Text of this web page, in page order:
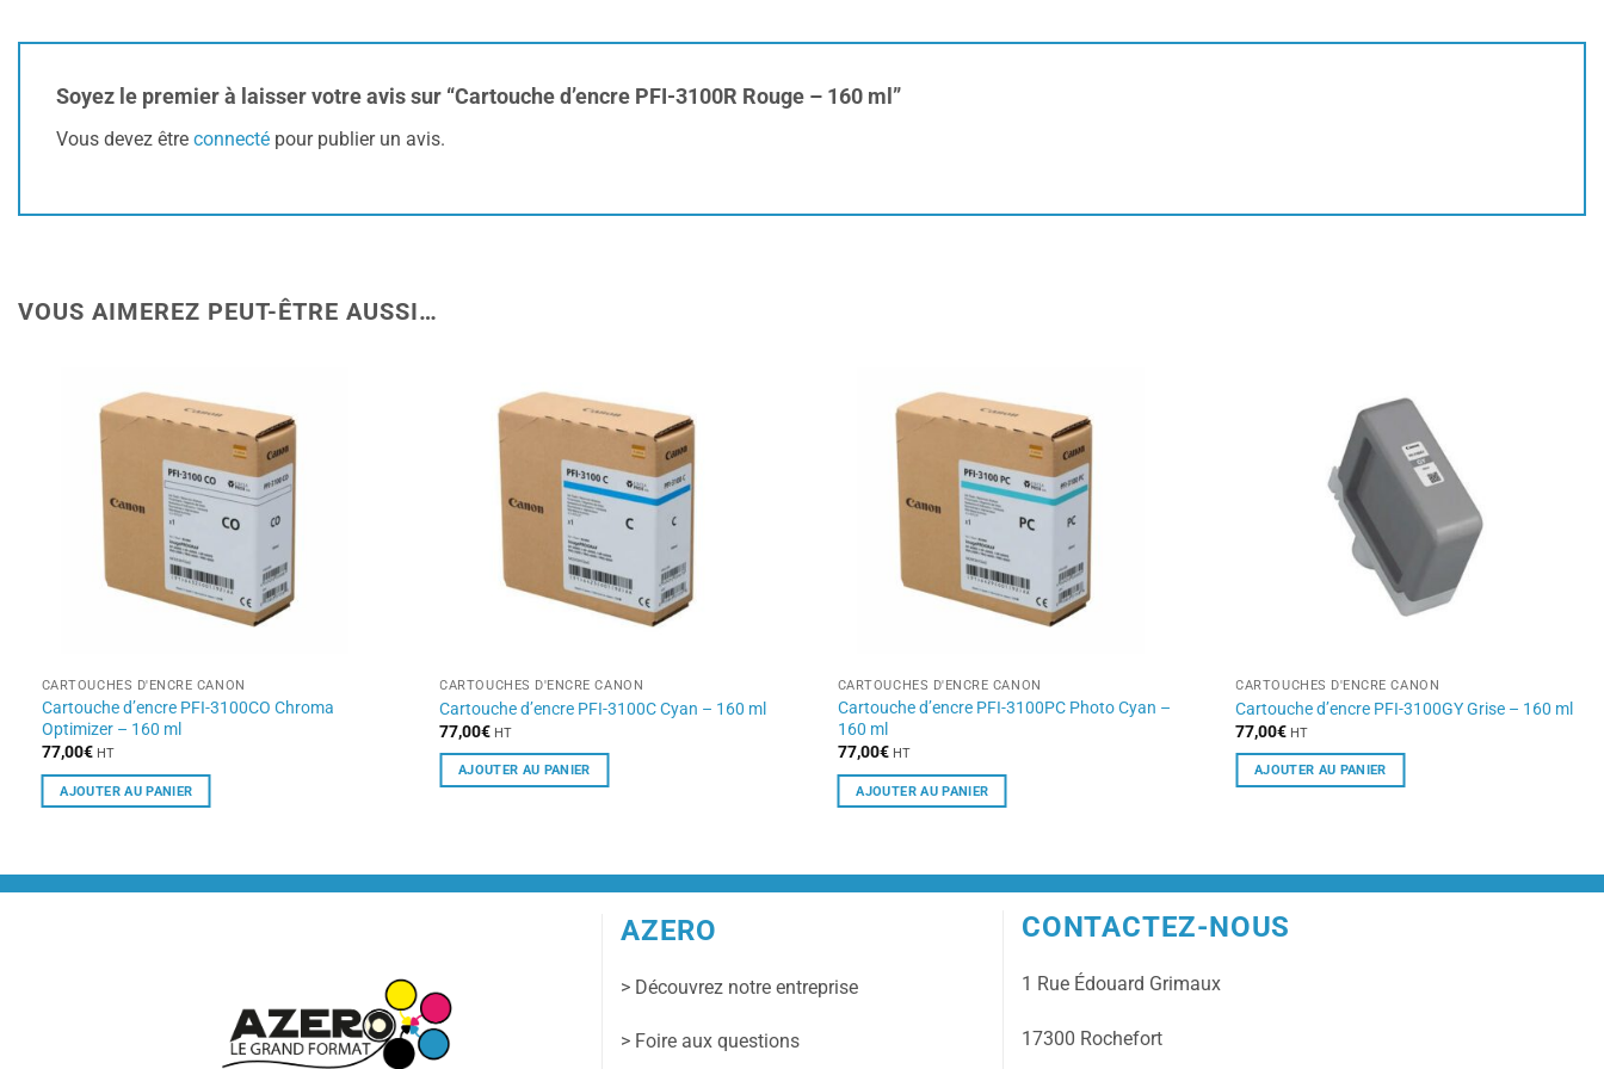
Soyez le premier à laisser votre avis sur “Cartouche d’encre PFI-3100R Rouge – 160 ml”
Vous devez être connecté pour publier un avis.
VOUS AIMEREZ PEUT-ÊTRE AUSSI…
CARTOUCHES D'ENCRE CANON
Cartouche d’encre PFI-3100CO Chroma
Optimizer – 160 ml
77,00€ HT
AJOUTER AU PANIER
CARTOUCHES D'ENCRE CANON
Cartouche d’encre PFI-3100C Cyan – 160 ml
77,00€ HT
AJOUTER AU PANIER
CARTOUCHES D'ENCRE CANON
Cartouche d’encre PFI-3100PC Photo Cyan –
160 ml
77,00€ HT
AJOUTER AU PANIER
CARTOUCHES D'ENCRE CANON
Cartouche d’encre PFI-3100GY Grise – 160 ml
77,00€ HT
AJOUTER AU PANIER
AZERO
> Découvrez notre entreprise
> Foire aux questions
CONTACTEZ-NOUS
1 Rue Édouard Grimaux
17300 Rochefort